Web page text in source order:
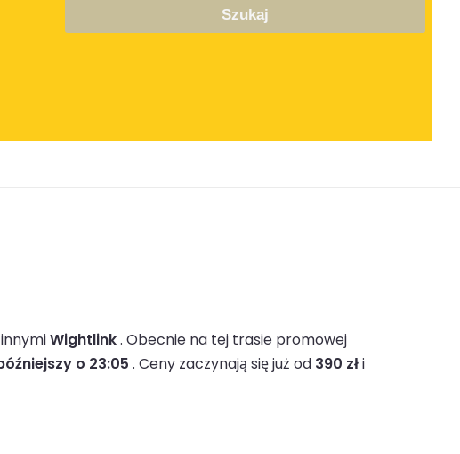
Szukaj
Wightlink. Obecnie na tej trasie promowej
o 23:05 . Ceny zaczynają się już od 390 złi